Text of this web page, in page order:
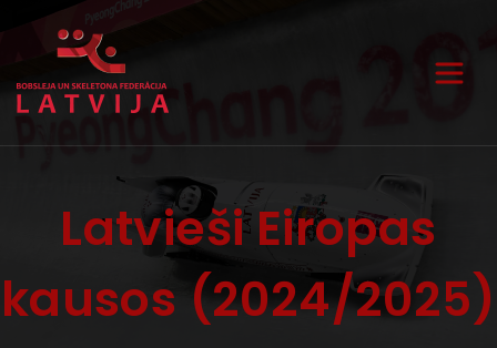
Latvieši Eiropas
kausos (2024/2025)